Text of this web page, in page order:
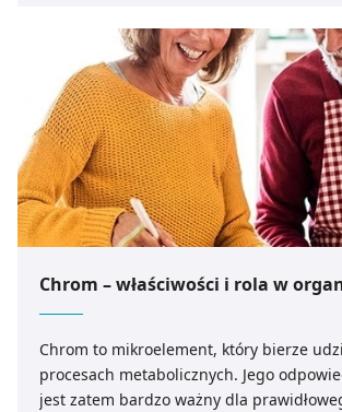
Chrom – właściwości i rola w
Chrom to mikroelement, który bierze
procesach metabolicznych. Jego
jest zatem bardzo ważny dla